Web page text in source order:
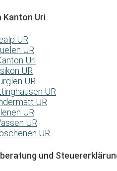
Uri
UR
UR
Uri
UR
UR
UR
UR
UR
UR
UR
und